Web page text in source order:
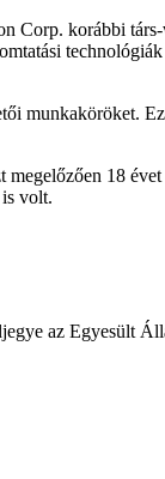
Corp. korábbi
munkaköröket.
18
volt.
az Egyesült